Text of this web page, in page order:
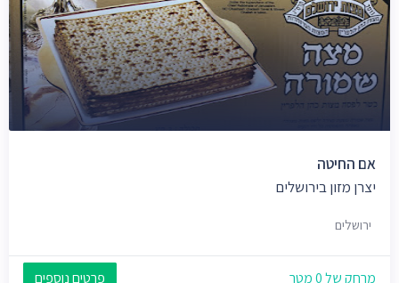
אם החיטה
יצרן מזון בירושלים
ירושלים
מרחק של 0 מטר פרטים נוספים